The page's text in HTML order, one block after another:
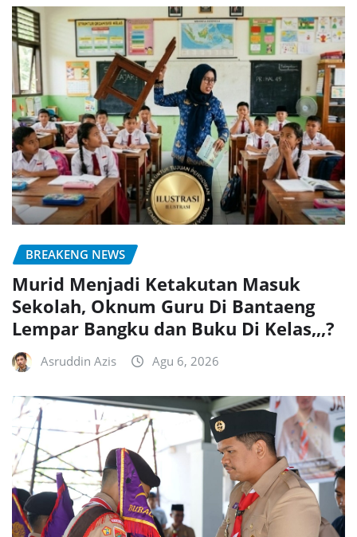
BREAKENG NEWS
Murid Menjadi Ketakutan Masuk
Sekolah, Oknum Guru Di Bantaeng
Lempar Bangku dan Buku Di Kelas,,,?
Asruddin Azis Agu 6, 2026